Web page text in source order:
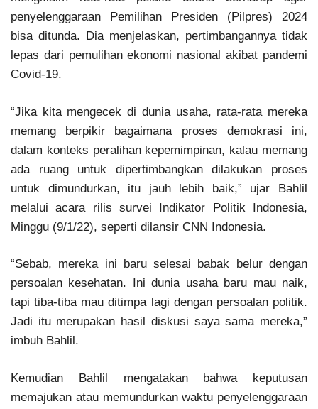
penyelenggaraan Pemilihan Presiden (Pilpres) 2024
bisa ditunda. Dia menjelaskan, pertimbangannya tidak
lepas dari pemulihan ekonomi nasional akibat pandemi
Covid-19.
“Jika kita mengecek di dunia usaha, rata-rata mereka
memang berpikir bagaimana proses demokrasi ini,
dalam konteks peralihan kepemimpinan, kalau memang
ada ruang untuk dipertimbangkan dilakukan proses
untuk dimundurkan, itu jauh lebih baik,” ujar Bahlil
melalui acara rilis survei Indikator Politik Indonesia,
Minggu (9/1/22), seperti dilansir CNN Indonesia.
“Sebab, mereka ini baru selesai babak belur dengan
persoalan kesehatan. Ini dunia usaha baru mau naik,
tapi tiba-tiba mau ditimpa lagi dengan persoalan politik.
Jadi itu merupakan hasil diskusi saya sama mereka,”
imbuh Bahlil.
Kemudian Bahlil mengatakan bahwa keputusan
memajukan atau memundurkan waktu penyelenggaraan